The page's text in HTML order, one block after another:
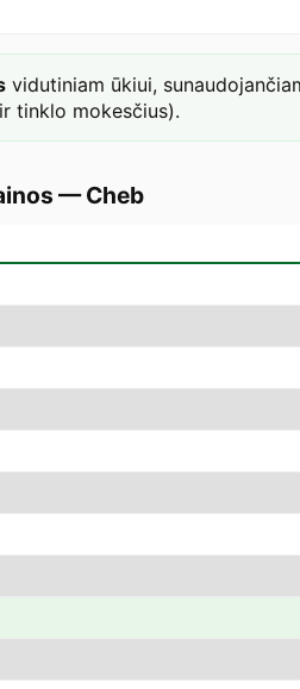
vidutiniam ūkiui,
tinklo mokesčius).
—Cheb